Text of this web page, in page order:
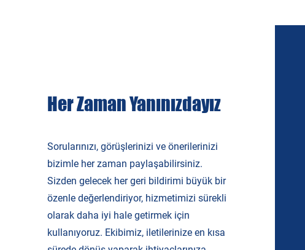
Her Zaman Yanınızdayız
Sorularınızı, görüşlerinizi ve önerilerinizi
bizimle her zaman paylaşabilirsiniz.
Sizden gelecek her geri bildirimi büyük bir
özenle değerlendiriyor, hizmetimizi sürekli
olarak daha iyi hale getirmek için
kullanıyoruz. Ekibimiz, iletilerinize en kısa